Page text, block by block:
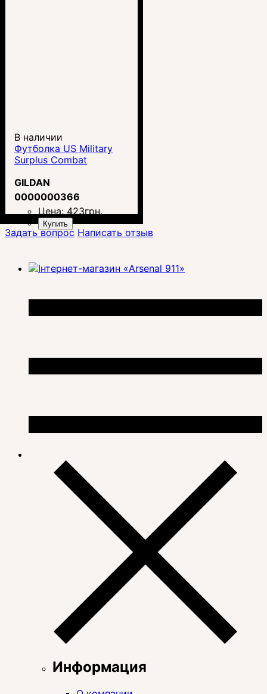
В наличии
Футболка US Military
Surplus Combat
GILDAN
0000000366
Цена:423грн.
Купить
Задать вопрос Написать отзыв
Информация